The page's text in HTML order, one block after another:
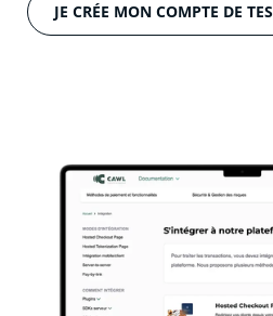
JE CRÉE MON COMPTE DE